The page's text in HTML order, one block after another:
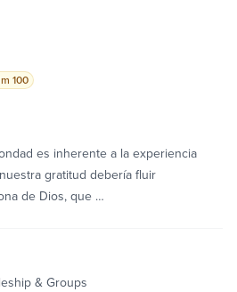
100
es inherente a la experiencia
gratitud debería fluir
de Dios, que …
& Groups